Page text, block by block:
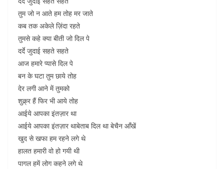
तुम जो न आते हम तोह मर जाते
कब तक अकेले ज़िंदा रहते
तुमसे कहे क्या बीती जो दिल पे
दर्दे जुदाई सहते सहते
आज हमारे प्यासे दिल पे
बन के घटा तुम छाये तोह
देर लगी आने में तुमको
शुक्र्र हैं फिर भी आये तोह
आईये आपका इंतज़ार था
आईये आपका इंतज़ार थाबेताब दिल था बेचैन आँखें
खुद से खफा हम रहने लगे थे
हालत हमारी वो हो गयी थी
पागल हमें लोग कहने लगे थे